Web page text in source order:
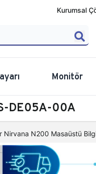
Kurumsal
Monitör
DE05A-00A
Nirvana N200 Masaüstü